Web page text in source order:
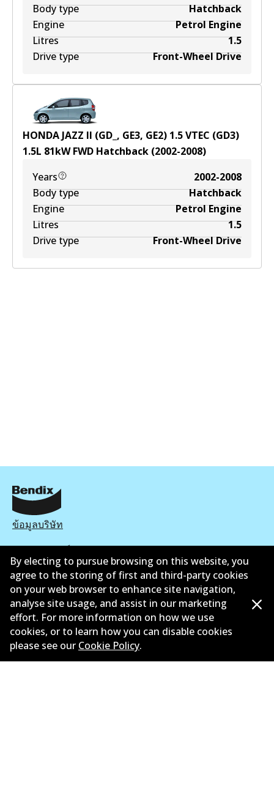
Body type
Hatchback
Engine
Petrol Engine
Litres
1.5
Drive type
Front-Wheel Drive
HONDA JAZZ II (GD_, GE3, GE2) 1.5 VTEC (GD3)
1.5L 81kWFWD Hatchback (2002-2008)
Years
2002-2008
Body type
Hatchback
Engine
Petrol Engine
Litres
1.5
Drive type
Front-Wheel Drive
ข้อมูลบริษัท
ซัพพลายเออร์
ติดต่อ
นโยบายความเป็นส่วนตัว
การรับประกัน
ข้อกำหนดและเงื่อนไข
By electing to pursue browsing on this website, you
agree to the storing of first and third-party cookies
on your web browser to enhance site navigation,
analyse site usage, and assist in our marketing
effort. For more information on how we use
cookies, or to learn how you can disable cookies
please see our Cookie Policy.